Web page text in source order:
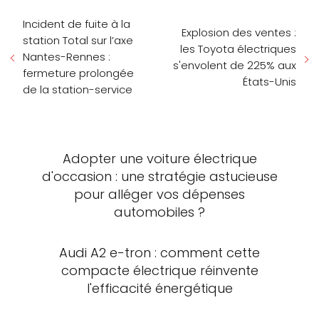
Incident de fuite à la
station Total sur l’axe
Nantes-Rennes :
fermeture prolongée
de la station-service
Explosion des ventes :
les Toyota électriques
s'envolent de 225% aux
États-Unis
Adopter une voiture électrique
d'occasion : une stratégie astucieuse
pour alléger vos dépenses
automobiles ?
Audi A2 e-tron : comment cette
compacte électrique réinvente
l'efficacité énergétique